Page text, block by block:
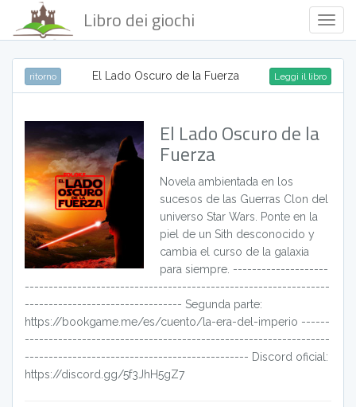
Libro dei giochi
ritorno El Lado Oscuro de la Fuerza Leggi il libro
El Lado Oscuro de la
Fuerza
Novela ambientada en los
sucesos de las Guerras Clon del
universo Star Wars. Ponte en la
piel de un Sith desconocido y
cambia el curso de la galaxia
para siempre. --------------------
----------------------------------------------------------------
--------------------------------- Segunda parte:
https://bookgame.me/es/cuento/la-era-del-imperio ------
----------------------------------------------------------------
----------------------------------------------- Discord oficial:
https://discord.gg/5f3JhH5gZ7